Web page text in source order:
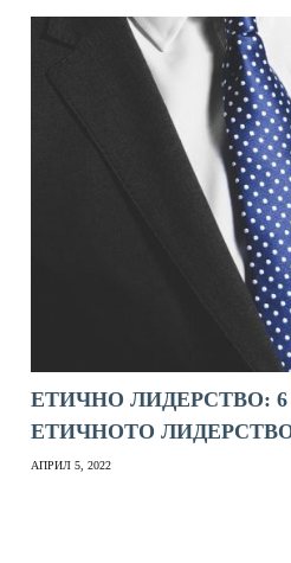
ЕТИЧНО ЛИДЕРСТВО:
ЕТИЧНОТО
АПРИЛ 5, 2022